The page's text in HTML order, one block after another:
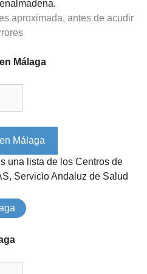
aproximada, antes de acudir
Málaga
una lista de los Centros de
Servicio Andaluz de Salud